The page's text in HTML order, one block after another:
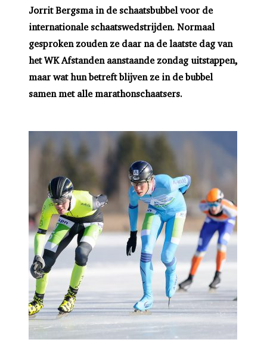
Jorrit Bergsma in de schaatsbubbel voor de
internationale schaatswedstrijden. Normaal
gesproken zouden ze daar na de laatste dag van
het WK Afstanden aanstaande zondag uitstappen,
maar wat hun betreft blijven ze in de bubbel
samen met alle marathonschaatsers.